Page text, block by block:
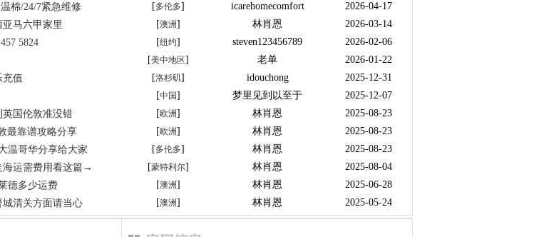
棉/24/7紧急维修
[多伦多] icarehomecomfort
2026-04-17
马六甲家里
[澳洲] 林肖恩
2026-03-14
5824
[纽约] steven123456789
2026-02-06
[美中地区] 老单
2026-01-22
充值
[洛杉矶] idouchong
2025-12-31
[中国] 梦里见到以至于
2025-12-07
英国伦敦准没错
[欧洲] 林肖恩
2025-08-23
最靠谱攻略分享
[欧洲] 林肖恩
2025-08-23
温哥华分享给大家
[多伦多] 林肖恩
2025-08-23
海运需费用看这篇→
[蒙特利尔] 林肖恩
2025-08-04
德多少运费
[澳洲] 林肖恩
2025-06-28
清关方面请当心
[澳洲] 林肖恩 2025-05-24